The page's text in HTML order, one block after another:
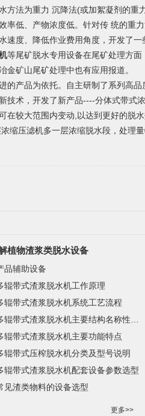
方法为重力 沉降法(或加絮凝剂的
率低、产物浓度低。针对传 统的重
度、降低作业费用角度，开发了一
等尾矿脱水专用设备在尾矿处理方
矿山尾矿处理中也有应用报道。
的产品为依托。自主研制了系列高
技术，开发了新产品----分体式带式
在较大范围内变动,以达到更好的脱
缩压滤机多一层浓缩脱水段，处理
植物渣浆类脱水设备
品辅助设备
辊带式渣浆脱水机工作原理
辊带式渣浆脱水机系统工艺流程
辊带式渣浆脱水机主要功能特点
辊带式压榨脱水机分类及型号说明
辊带式渣浆脱水机配套设备参数选型
见渣类物料的设备选型
更多>>